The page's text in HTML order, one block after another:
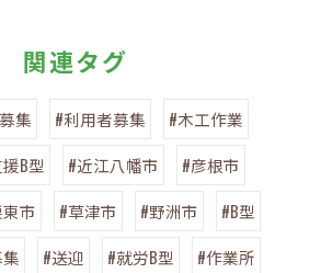
関連タグ
集 #利用者募集
#木工作業
B型
#近江八幡市
#彦根市
市 #草津市 #野洲市
#B型
#送迎 #就労B型
#作業所